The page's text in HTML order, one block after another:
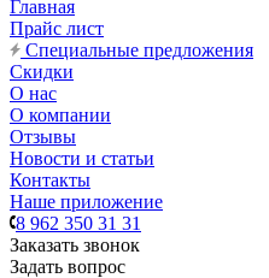
Главная
Прайс лист
Специальные предложения
Скидки
О нас
О компании
Отзывы
Новости и статьи
Контакты
Наше приложение
8 962 350 31 31
Заказать звонок
Задать вопрос